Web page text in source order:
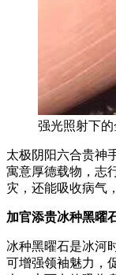
强光照射下
太极阴阳六合贵神
寓意厚德载物，志
灾，还能吸收病气
加官添贵冰种黑曜
冰种黑曜石是冰河
可增强领袖魅力，